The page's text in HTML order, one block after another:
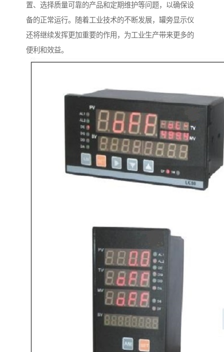
置、选择质量可靠的产品和定期维护等问题，以确保设
备的正常运行。随着工业技术的不断发展，罐旁显示仪
还将继续发挥更加重要的作用，为工业生产带来更多的
便利和效益。